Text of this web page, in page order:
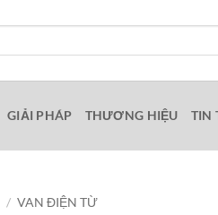
GIẢI PHÁP THƯƠNG HIỆU TIN
/ VAN ĐIỆN TỪ